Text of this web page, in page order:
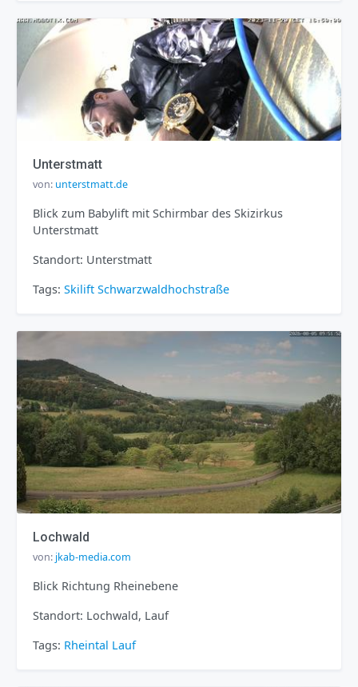
Unterstmatt
von: unterstmatt.de
Blick zum Babylift mit Schirmbar des Skizirkus
Unterstmatt
Standort: Unterstmatt
Tags: Skilift Schwarzwaldhochstraße
Lochwald
von: jkab-media.com
Blick Richtung Rheinebene
Standort: Lochwald, Lauf
Tags: Rheintal Lauf